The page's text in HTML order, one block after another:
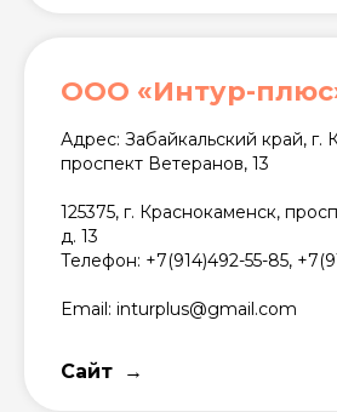
ООО «Интур-
Адрес: Забайкальский край, г.
проспект Ветеранов, 13
125375, г. Краснокаменск,
д. 13
Телефон: +7(914)492-55-85,
Email: inturplus@gmail.com
Сайт